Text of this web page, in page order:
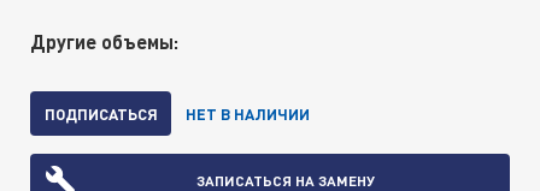
Другие объемы:
ПОДПИСАТЬСЯ НЕТ В НАЛИЧИИ
ЗАПИСАТЬСЯ НА ЗАМЕНУ